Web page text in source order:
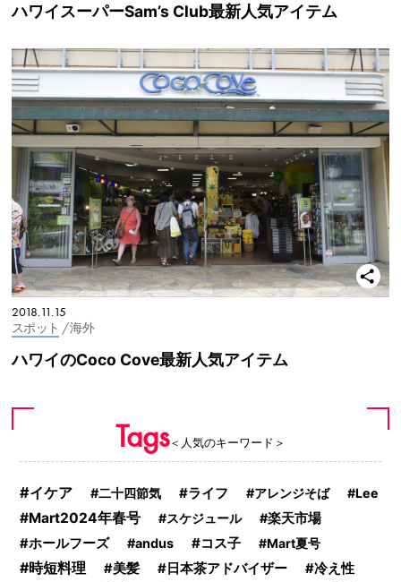
ハワイスーパーSam’s Club最新人気アイテム
2018.11.15
スポット / 海外
ハワイのCoco Cove最新人気アイテム
Tags＜人気のキーワード＞
イケア 二十四節気 ライフ アレンジそば Lee
Mart2024年春号 スケジュール
楽天市場
ホールフーズ
andus コス子 Mart夏号
時短料理 美髪 日本茶アドバイザー 冷え性